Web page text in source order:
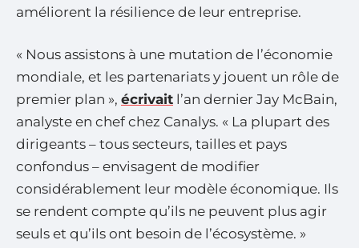
améliorent la résilience de leur entreprise.
« Nous assistons à une mutation de l’économie
mondiale, et les partenariats y jouent un rôle de
premier plan », écrivait l’an dernier Jay McBain,
analyste en chef chez Canalys. « La plupart des
dirigeants – tous secteurs, tailles et pays
confondus – envisagent de modifier
considérablement leur modèle économique. Ils
se rendent compte qu’ils ne peuvent plus agir
seuls et qu’ils ont besoin de l’écosystème. »